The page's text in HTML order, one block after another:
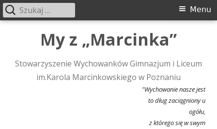
My z „Marcinka”
Stowarzyszenie Wychowanków Gimnazjum i Liceum
im.Karola Marcinkowskiego w Poznaniu
"Wychowanie nasze jest
to dług zaciągniony u
ogółu,
z którego się w swym
Menu
główne
Menu
Szukaj: